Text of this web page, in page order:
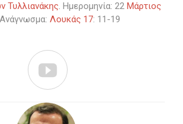
Τυλλιανάκης. Ημερομηνία: 22 Μάρτιος
Λουκάς 17: 11-19
